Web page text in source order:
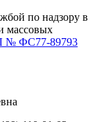
по надзору в
массовых
№ ФС77-89793